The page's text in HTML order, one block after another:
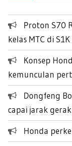
Proton S70
kelas MTC di
Konsep
kemunculan
Dongfeng
capai jarak
Honda